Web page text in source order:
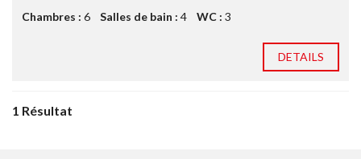
Chambres : 6 Salles de bain : 4 WC : 3
DETAILS
1 Résultat